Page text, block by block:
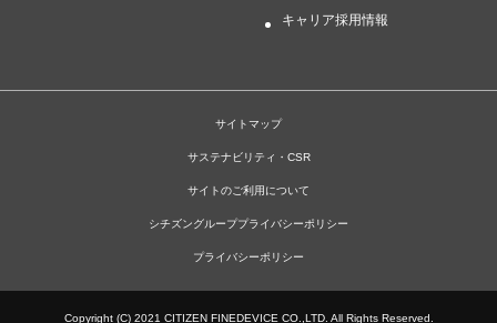
キャリア採用情報
サイトマップ
サステナビリティ・CSR
サイトのご利用について
シチズングループプライバシーポリシー
プライバシーポリシー
Copyright (C) 2021 CITIZEN FINEDEVICE CO.,LTD. All Rights Reserved.